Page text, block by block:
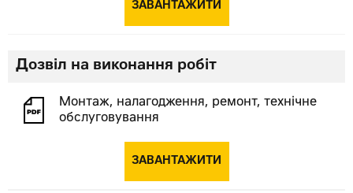
ЗАВАНТАЖИТИ
Дозвіл на виконання робіт
Монтаж, налагодження, ремонт, технічне
обслуговування
ЗАВАНТАЖИТИ